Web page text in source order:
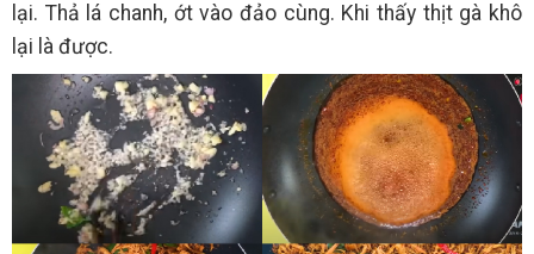
lại. Thả lá chanh, ớt vào đảo cùng. Khi thấy thịt gà khô
lại là được.